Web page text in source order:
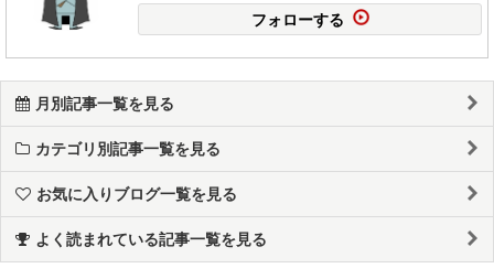
フォローする
月別記事一覧を見る
カテゴリ別記事一覧を見る
お気に入りブログ一覧を見る
よく読まれている記事一覧を見る